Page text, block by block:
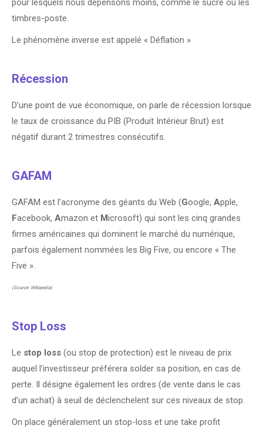
pour lesquels nous dépensons moins, comme le sucre ou les
timbres-poste.
Le phénomène inverse est appelé « Déflation »
Récession
D’une point de vue économique, on parle de récession lorsque
le taux de croissance du PIB (Produit Intérieur Brut) est
négatif durant 2 trimestres consécutifs.
GAFAM
GAFAM est l’acronyme des géants du Web (Google, Apple,
Facebook, Amazon et Microsoft) qui sont les cinq grandes
firmes américaines qui dominent le marché du numérique,
parfois également nommées les Big Five, ou encore « The
Five ».
(Source: Wikipedia)
Stop Loss
Le stop loss (ou stop de protection) est le niveau de prix
auquel l’investisseur préférera solder sa position, en cas de
perte. Il désigne également les ordres (de vente dans le cas
d’un achat) à seuil de déclenchelent sur ces niveaux de stop.
On place généralement un stop-loss et une take profit